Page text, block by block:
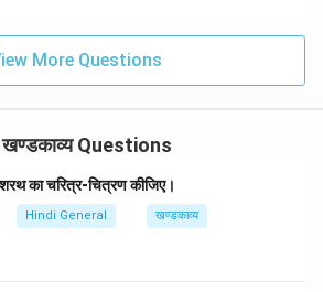
More Questions
Questions
का चरित्र-चित्रण कीजिए।
Hindi General खण्डकाव्य